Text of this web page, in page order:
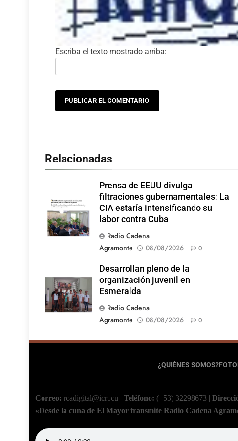
Escriba el texto mostrado arriba:
Relacionadas
Prensa de EEUU divulga
filtraciones gubernamentales: La
CIA estaría intensificando su
labor contra Cuba
Radio Cadena
Agramonte
08/08/2026 0
Desarrollan pleno de la
organización juvenil en
Esmeralda
Radio Cadena
Agramonte
08/08/2026 0
¿QUIÉNES SOMOS?
Correo: rcadigital@icrt.cu | Teléfono: (+53) 32298673 |
«Desde la cuna de El Mayor transmite Radio Cadena